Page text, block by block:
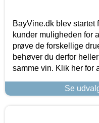
BayVine.dk blev startet
kunder muligheden for
prøve de forskellige
behøver du derfor
samme vin. Klik her for
Se